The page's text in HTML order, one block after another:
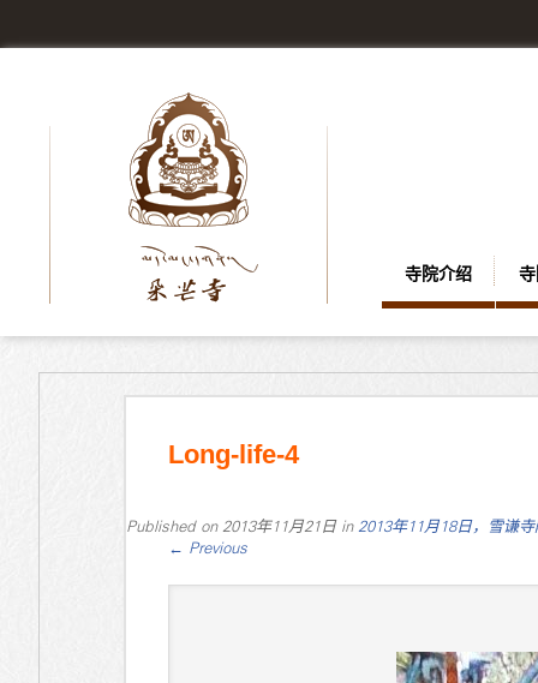
寺院介绍
Long-life-4
Published on 2013年11月21日in 2013年11月18日，雪谦
← Previous